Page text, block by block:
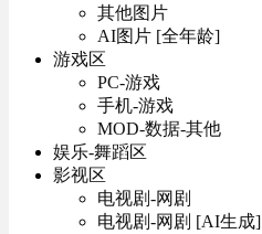
其他图片
AI图片 [全年龄]
游戏区
PC-游戏
手机-游戏
MOD-数据-其他
娱乐-舞蹈区
影视区
电视剧-网剧
电视剧-网剧 [AI生成]